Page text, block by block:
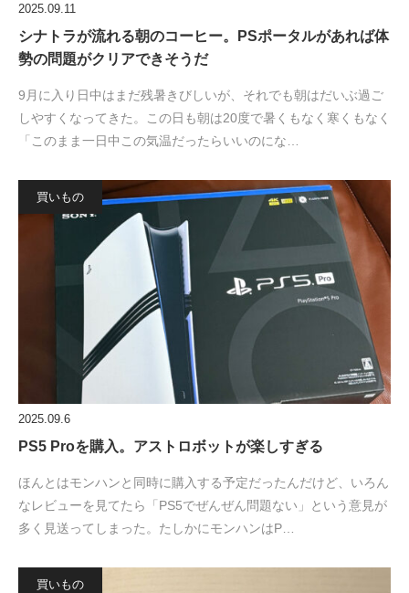
2025.09.11
シナトラが流れる朝のコーヒー。PSポータルがあれば体
勢の問題がクリアできそうだ
9月に入り日中はまだ残暑きびしいが、それでも朝はだいぶ過ご
しやすくなってきた。この日も朝は20度で暑くもなく寒くもなく
「このまま一日中この気温だったらいいのにな…
買いもの
2025.09.6
PS5 Proを購入。アストロボットが楽しすぎる
ほんとはモンハンと同時に購入する予定だったんだけど、いろん
なレビューを見てたら「PS5でぜんぜん問題ない」という意見が
多く見送ってしまった。たしかにモンハンはP…
買いもの